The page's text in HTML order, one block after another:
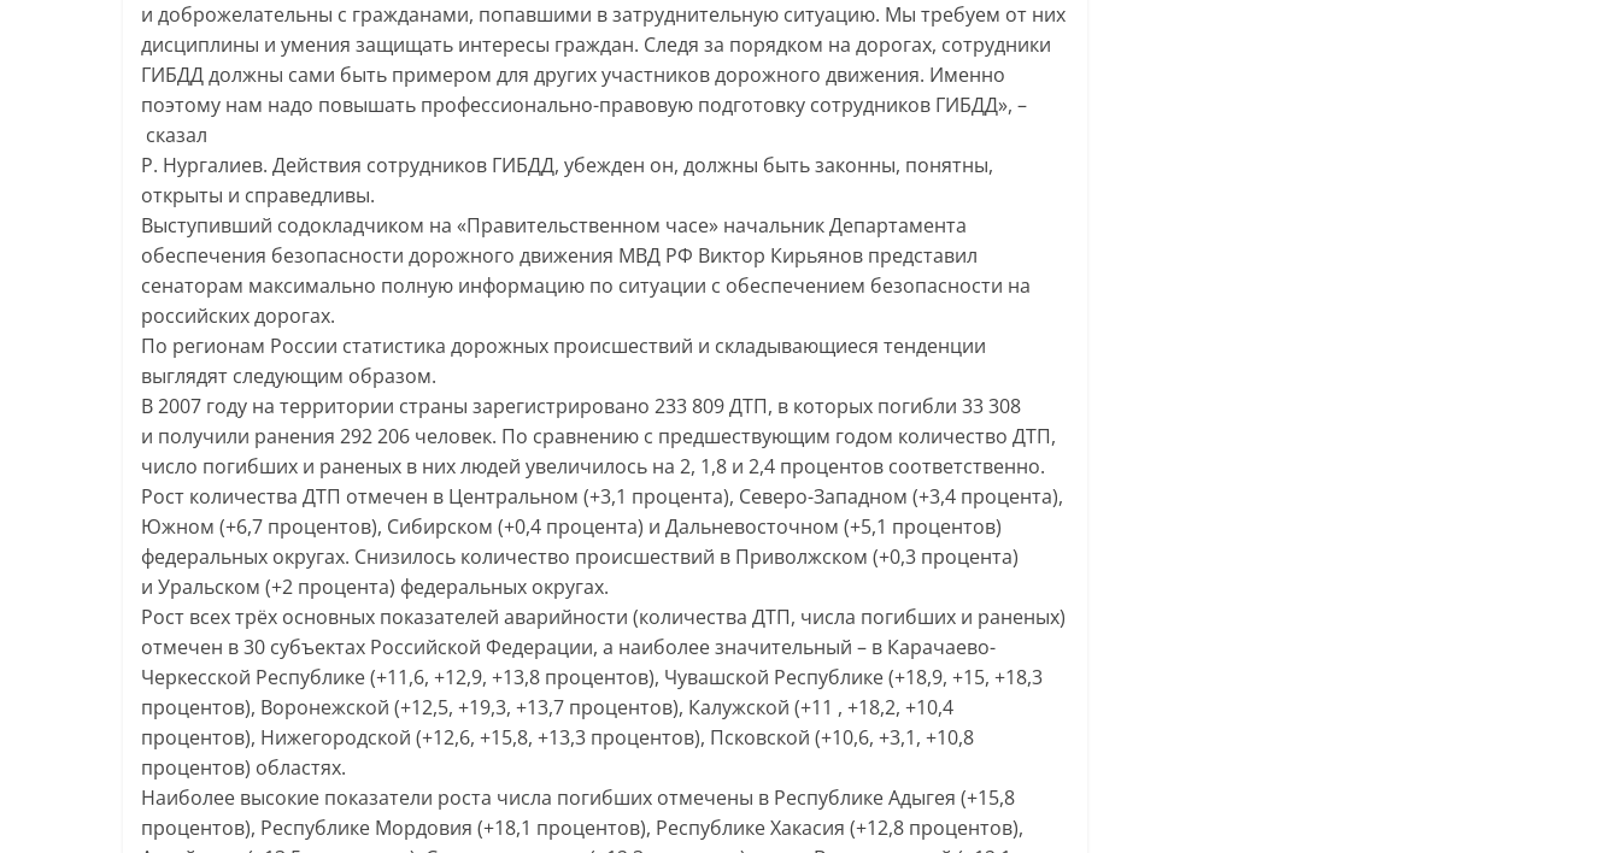
и доброжелательны с гражданами, попавшими в затруднительную ситуацию. Мы требуем от них
дисциплины и умения защищать интересы граждан. Следя за порядком на дорогах, сотрудники
ГИБДД должны сами быть примером для других участников дорожного движения. Именно
поэтому нам надо повышать профессионально-правовую подготовку сотрудников ГИБДД», –
сказал
Р. Нургалиев. Действия сотрудников ГИБДД, убежден он, должны быть законны, понятны,
открыты и справедливы.
Выступивший содокладчиком на «Правительственном часе» начальник Департамента
обеспечения безопасности дорожного движения МВД РФ Виктор Кирьянов представил
сенаторам максимально полную информацию по ситуации с обеспечением безопасности на
российских дорогах.
По регионам России статистика дорожных происшествий и складывающиеся тенденции
выглядят следующим образом.
В 2007 году на территории страны зарегистрировано 233 809 ДТП, в которых погибли 33 308
и получили ранения 292 206 человек. По сравнению с предшествующим годом количество ДТП,
число погибших и раненых в них людей увеличилось на 2, 1,8 и 2,4 процентов соответственно.
Рост количества ДТП отмечен в Центральном (+3,1 процента), Северо-Западном (+3,4 процента),
Южном (+6,7 процентов), Сибирском (+0,4 процента) и Дальневосточном (+5,1 процентов)
федеральных округах. Снизилось количество происшествий в Приволжском (+0,3 процента)
и Уральском (+2 процента) федеральных округах.
Рост всех трёх основных показателей аварийности (количества ДТП, числа погибших и раненых)
отмечен в 30 субъектах Российской Федерации, а наиболее значительный – в Карачаево-
Черкесской Республике (+11,6, +12,9, +13,8 процентов), Чувашской Республике (+18,9, +15, +18,3
процентов), Воронежской (+12,5, +19,3, +13,7 процентов), Калужской (+11 , +18,2, +10,4
процентов), Нижегородской (+12,6, +15,8, +13,3 процентов), Псковской (+10,6, +3,1, +10,8
процентов) областях.
Наиболее высокие показатели роста числа погибших отмечены в Республике Адыгея (+15,8
процентов), Республике Мордовия (+18,1 процентов), Республике Хакасия (+12,8 процентов),